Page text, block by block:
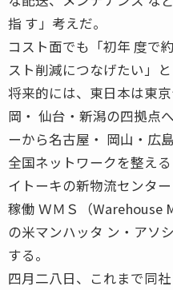
指 す」考えだ。
コスト面でも「初年 度で
スト削減につなげたい」と
将来的には、東日本は東
岡・ 仙台・新潟の四拠点
ーから名古屋・ 岡山・広
全国ネットワークを整える
イトーキの新物流センタ
稼働 ＷＭＳ（Warehouse
の米マンハッタ ン・アソ
する。
四月二八日、これまで同